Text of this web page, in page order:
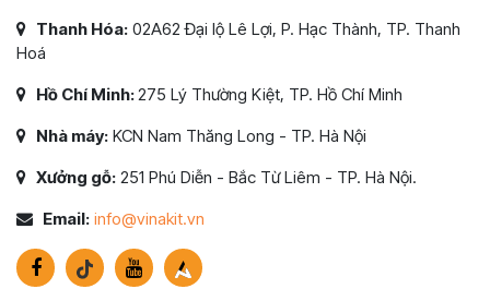
Thanh Hóa: 02A62 Đại lộ Lê Lợi, P. Hạc Thành, TP. Thanh
Hoá
Hồ Chí Minh:275 Lý Thường Kiệt, TP. Hồ Chí Minh
Nhà máy: KCN Nam Thăng Long - TP. Hà Nội
Xưởng gỗ: 251 Phú Diễn - Bắc Từ Liêm - TP. Hà Nội.
Email: info@vinakit.vn